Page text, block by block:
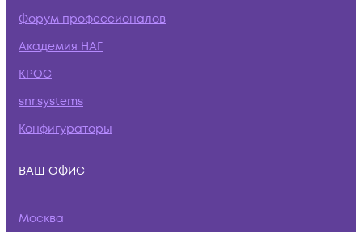
Форум профессионалов
Академия НАГ
КРОС
snr.systems
Конфигураторы
ВАШ ОФИС
Москва